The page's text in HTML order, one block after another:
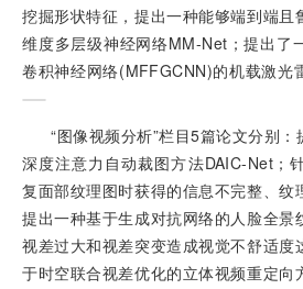
挖掘形状特征，提出一种能够端到端且
维度多层级神经网络MM-Net；提出了
卷积神经网络(MFFGCNN)的机载激光
“图像视频分析”栏目5篇论文分别
深度注意力自动裁图方法DAIC-Net；
复面部纹理图时获得的信息不完整、纹
提出一种基于生成对抗网络的人脸全景
视差过大和视差突变造成视觉不舒适度
于时空联合视差优化的立体视频重定向